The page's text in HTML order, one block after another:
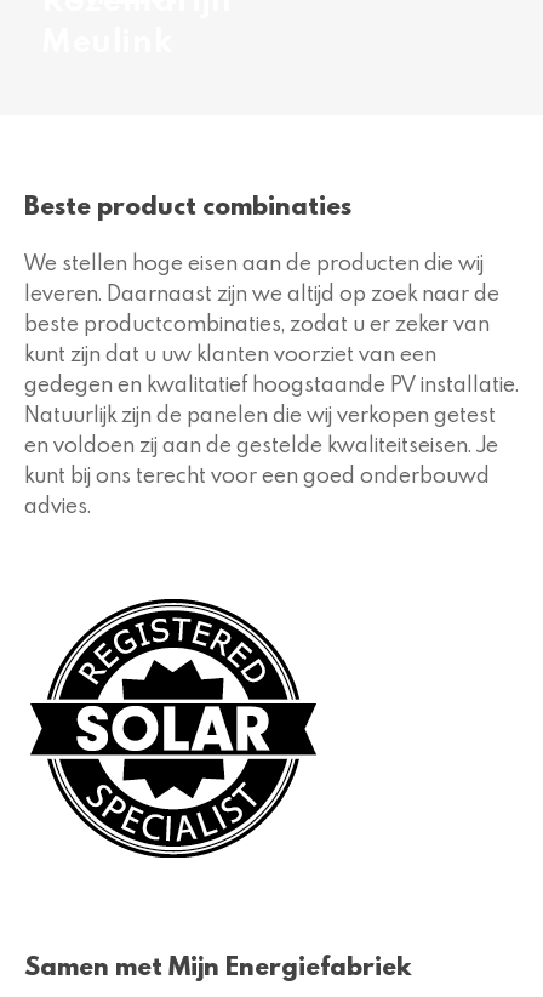
Beste product combinaties
We stellen hoge eisen aan de producten die wij
leveren. Daarnaast zijn we altijd op zoek naar de
beste productcombinaties, zodat u er zeker van
kunt zijn dat u uw klanten voorziet van een
gedegen en kwalitatief hoogstaande PV installatie.
Natuurlijk zijn de panelen die wij verkopen getest
en voldoen zij aan de gestelde kwaliteitseisen. Je
kunt bij ons terecht voor een goed onderbouwd
advies.
Samen met Mijn Energiefabriek